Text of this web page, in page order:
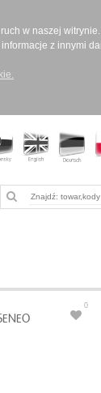
w naszej
z innymi
0